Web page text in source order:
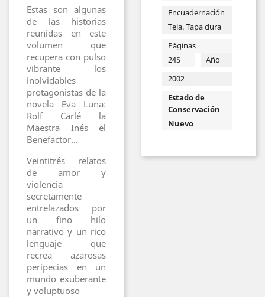
Estas son algunas
de las historias
reunidas en este
volumen que
recupera con pulso
vibrante los
inolvidables
protagonistas de la
novela Eva Luna:
Rolf Carlé la
Maestra Inés el
Benefactor...
Veintitrés relatos
de amor y
violencia
secretamente
entrelazados por
un fino hilo
narrativo y un rico
lenguaje que
recrea azarosas
peripecias en un
mundo exuberante
y voluptuoso
Encuadernación
Tela. Tapa dura
Páginas
245
Año
2002
Estado de
Conservación
Nuevo